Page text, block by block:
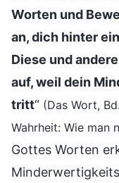
Worten und
an, dich hinter
Diese und
auf, weil dein
tritt“ (Das Wort,
Wahrheit: Wie man
Gottes Worten